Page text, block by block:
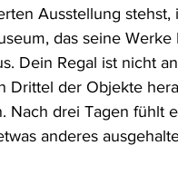
Ausstellung
das seine
Dein Regal ist nicht
Drittel der Objekte
drei Tagen fühlt
anderes